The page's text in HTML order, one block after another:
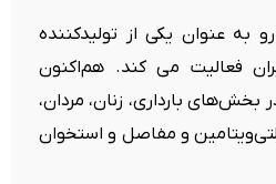
به عنوان یکی از تولیدکننده
فعالیت می کند. هم‌اکنون
بارداری، زنان، مردان،
و مفاصل و استخوان